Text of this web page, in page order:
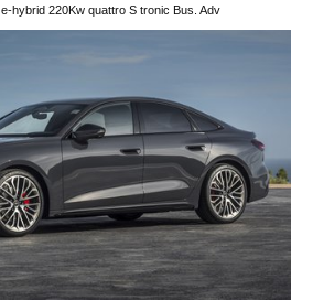
e-hybrid 220Kw quattro S tronic Bus. Adv